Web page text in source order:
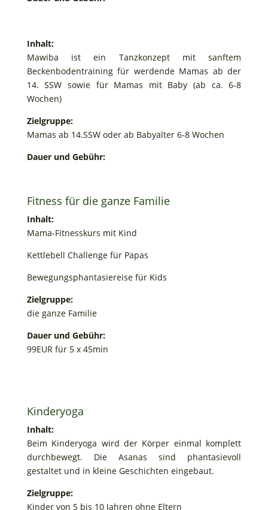
Inhalt:
Mawiba ist ein Tanzkonzept mit sanftem
Beckenbodentraining für werdende Mamas ab der
14. SSW sowie für Mamas mit Baby (ab ca. 6-8
Wochen)
Zielgruppe:
Mamas ab 14.SSW oder ab Babyalter 6-8 Wochen
Dauer und Gebühr:
Fitness für die ganze Familie
Inhalt:
Mama-Fitnesskurs mit Kind
Kettlebell Challenge für Papas
Bewegungsphantasiereise für Kids
Zielgruppe:
die ganze Familie
Dauer und Gebühr:
99EUR für 5 x 45min
Kinderyoga
Inhalt:
Beim Kinderyoga wird der Körper einmal komplett
durchbewegt. Die Asanas sind phantasievoll
gestaltet und in kleine Geschichten eingebaut.
Zielgruppe:
Kinder von 5 bis 10 Jahren ohne Eltern